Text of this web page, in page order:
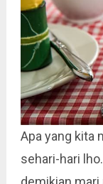
Apa yang kita
sehari-hari